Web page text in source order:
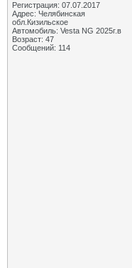
Регистрация: 07.07.2017
Адрес: Челябинская
обл.Кизильское
Автомобиль: Vesta NG 2025г.в
Возраст: 47
Сообщений: 114